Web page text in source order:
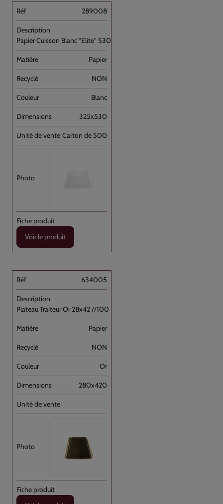
289008
Papier Cuisson Blanc "Elite" 530x325 // [...]
Papier
NON
Blanc
325x530
Carton de 500
Voir le produit
634005
Plateau Traiteur Or 28x42 //100
Papier
NON
Or
280x420